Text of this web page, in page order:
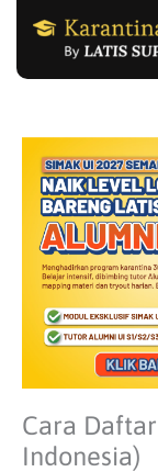
Cara
Indonesia)